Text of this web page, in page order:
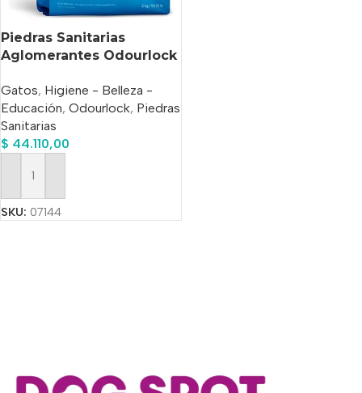
Piedras Sanitarias
Aglomerantes Odourlock
Gatos, Higiene - Belleza -
Educación, Odourlock, Piedras
Sanitarias
$ 44.110,00
Añadir Al Carrito
SKU: 07144